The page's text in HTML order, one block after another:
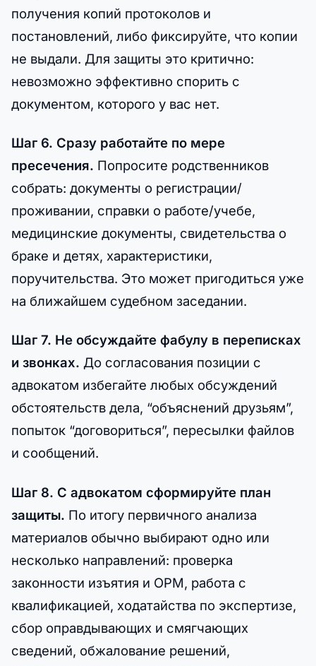
получения копий протоколов и
постановлений, либо фиксируйте, что копии
не выдали. Для защиты это критично:
невозможно эффективно спорить с
документом, которого у вас нет.
Шаг 6. Сразу работайте по мере
пресечения. Попросите родственников
собрать: документы о регистрации/
проживании, справки о работе/учебе,
медицинские документы, свидетельства о
браке и детях, характеристики,
поручительства. Это может пригодиться уже
на ближайшем судебном заседании.
Шаг 7. Не обсуждайте фабулу в переписках
и звонках. До согласования позиции с
адвокатом избегайте любых обсуждений
обстоятельств дела, “объяснений друзьям”,
попыток “договориться”, пересылки файлов
и сообщений.
Шаг 8. С адвокатом сформируйте план
защиты. По итогу первичного анализа
материалов обычно выбирают одно или
несколько направлений: проверка
законности изъятия и ОРМ, работа с
квалификацией, ходатайства по экспертизе,
сбор оправдывающих и смягчающих
сведений, обжалование решений,